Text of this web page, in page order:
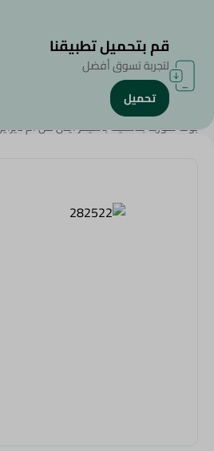
الرئيسية/المنزل والحديقة
بولة شوربة بلاستيك باسيكز ايدن من ام
قم بتحميل تطبيقنا
لتجربة تسوق أفضل
تحميل